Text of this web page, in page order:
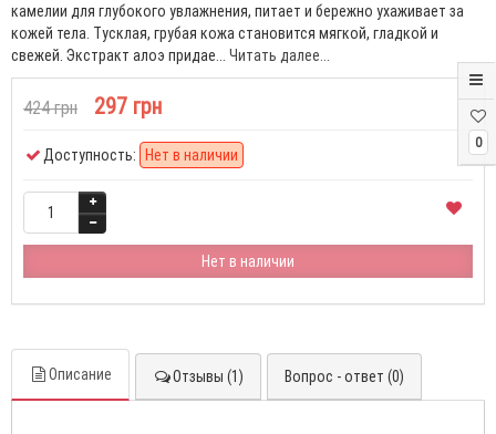
0
камелии для глубокого увлажнения, питает и бережно ухаживает за
кожей тела. Тусклая, грубая кожа становится мягкой, гладкой и
свежей. Экстракт алоэ придае... Читать далее...
424 грн 297 грн
Доступность: Нет в наличии
Нет в наличии
Описание Отзывы (1) Вопрос - ответ (0)